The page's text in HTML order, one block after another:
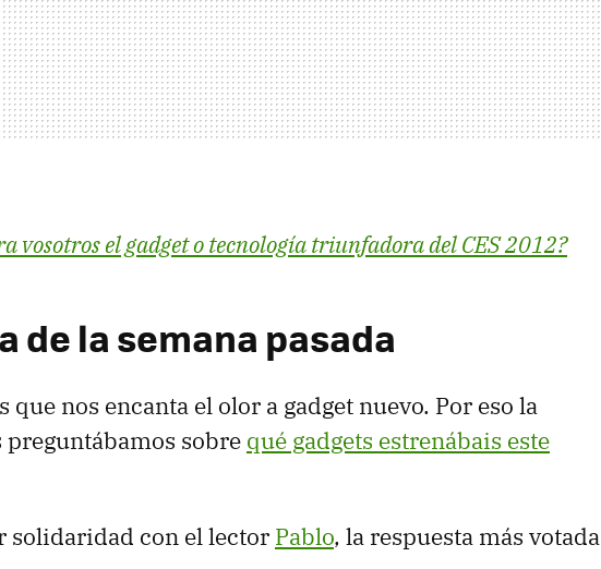
vosotros el gadget o tecnología triunfadora delCES2012?
de la semana pasada
que nos encanta el olor a gadget nuevo. Por eso la
preguntábamos sobre qué gadgets estrenábais este
solidaridad con el lector Pablo, la respuesta más votada